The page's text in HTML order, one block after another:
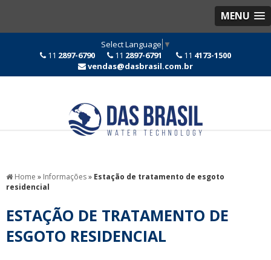
MENU
Select Language ▼
11 2897-6790 11 2897-6791 11 4173-1500
vendas@dasbrasil.com.br
Home » Informações» Estação de tratamento de esgoto
residencial
ESTAÇÃO DE TRATAMENTO DE
ESGOTO RESIDENCIAL